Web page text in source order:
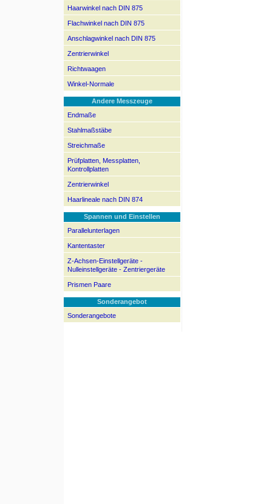
Haarwinkel nach DIN 875
Flachwinkel nach DIN 875
Anschlagwinkel nach DIN 875
Zentrierwinkel
Richtwaagen
Winkel-Normale
Andere Messzeuge
Endmaße
Stahlmaßstäbe
Streichmaße
Prüfplatten, Messplatten,
Kontrollplatten
Zentrierwinkel
Haarlineale nach DIN 874
Spannen und Einstellen
Parallelunterlagen
Kantentaster
Z-Achsen-Einstellgeräte -
Nulleinstellgeräte - Zentriergeräte
Prismen Paare
Sonderangebot
Sonderangebote